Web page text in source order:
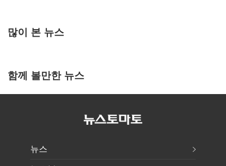
많이 본 뉴스
함께 볼만한 뉴스
뉴스